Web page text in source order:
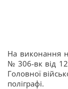
На виконання
№ 306-вк від
Головної
поліграфі.